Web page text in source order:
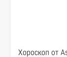
Хороскоп от